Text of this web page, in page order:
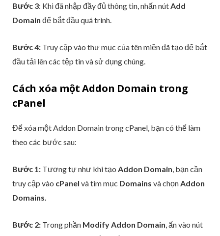
Bước 3: Khi đã nhập đầy đủ thông tin, nhấn nút Add
Domain để bắt đầu quá trình.
Bước 4: Truy cập vào thư mục của tên miền đã tạo để bắt
đầu tải lên các tệp tin và sử dụng chúng.
Cách xóa một Addon Domain trong
cPanel
Để xóa một Addon Domain trong cPanel, bạn có thể làm
theo các bước sau:
Bước 1: Tương tự như khi tạo Addon Domain , bạn cần
truy cập vào cPanel và tìm mục Domains và chọn Addon
Domains.
Bước 2: Trong phần Modify Addon Domain , ấn vào nút